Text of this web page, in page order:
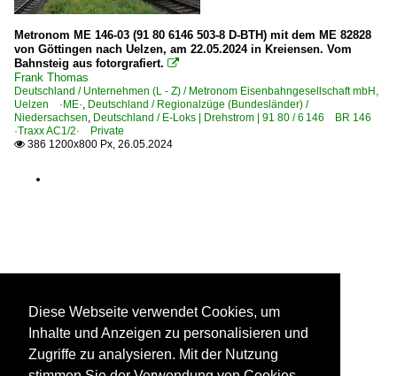
Metronom ME 146-03 (91 80 6146 503-8 D-BTH) mit dem ME 82828
von Göttingen nach Uelzen, am 22.05.2024 in Kreiensen. Vom
Bahnsteig aus fotorgrafiert. 
Frank Thomas
Deutschland / Unternehmen (L - Z) / Metronom Eisenbahngesellschaft mbH,
Uelzen ·ME·, Deutschland / Regionalzüge (Bundesländer) /
Niedersachsen, Deutschland / E-Loks | Drehstrom | 91 80 / 6 146 BR 146
·Traxx AC1/2· Private
 386 1200x800 Px, 26.05.2024
Diese Webseite verwendet Cookies, um
Inhalte und Anzeigen zu personalisieren und
Zugriffe zu analysieren. Mit der Nutzung